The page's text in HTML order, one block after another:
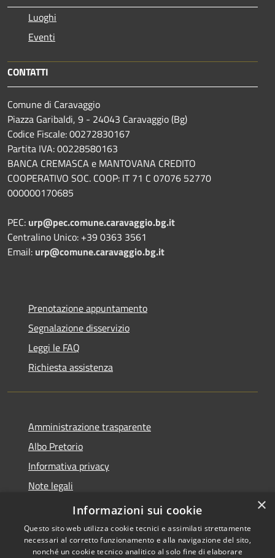
Luoghi
Eventi
CONTATTI
Comune di Caravaggio
Piazza Garibaldi, 9 - 24043 Caravaggio (Bg)
Codice Fiscale: 00272830167
Partita IVA: 00228580163
BANCA CREMASCA e MANTOVANA CREDITO
COOPERATIVO SOC. COOP: IT 71 C 07076 52770
000000170685
PEC: urp@pec.comune.caravaggio.bg.it
Centralino Unico: +39 0363 3561
Email: urp@comune.caravaggio.bg.it
Prenotazione appuntamento
Segnalazione disservizio
Leggi le FAQ
Richiesta assistenza
Amministrazione trasparente
Albo Pretorio
Informativa privacy
Note legali
Dichiarazione di accessibilità
×
Informazioni sui cookie
Questo sito web utilizza cookie tecnici e assimilati strettamente
necessari al corretto funzionamento e alla navigazione del sito,
nonché un cookie tecnico analitico al solo fine di elaborare